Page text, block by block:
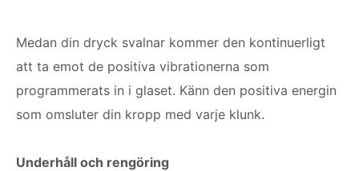
Medan din dryck svalnar kommer den kontinuerligt
att ta emot de positiva vibrationerna som
programmerats in i glaset. Känn den positiva energin
som omsluter din kropp med varje klunk.
Underhåll och rengöring